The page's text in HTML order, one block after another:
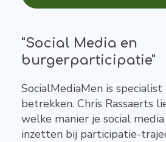
"Social Media en
burgerparticipatie"
SocialMediaMen is
betrekken. Chris Rassaerts
welke manier je social
inzetten bij participatie-